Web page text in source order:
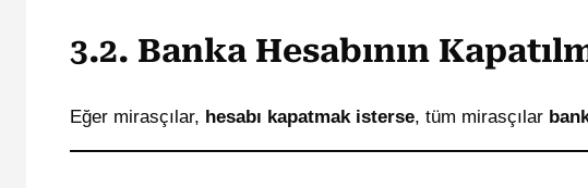
3.2. Banka Hesabının
Eğer mirasçılar, hesabı kapatmak isterse, tüm mirasçılar